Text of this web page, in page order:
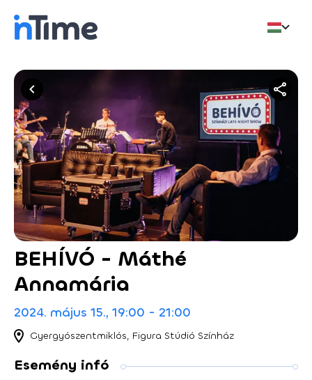
BEHÍVÓ - Máthé
Annamária
2024. május 15., 19:00 - 21:00
Gyergyószentmiklós, Figura Stúdió Színház
Esemény infó